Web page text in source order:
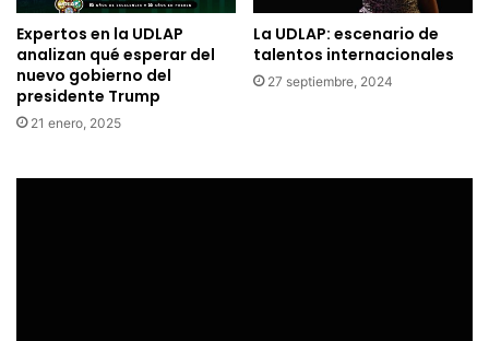
Expertos en la UDLAP
analizan qué esperar del
nuevo gobierno del
presidente Trump
21 enero, 2025
La UDLAP: escenario de
talentos internacionales
27 septiembre, 2024